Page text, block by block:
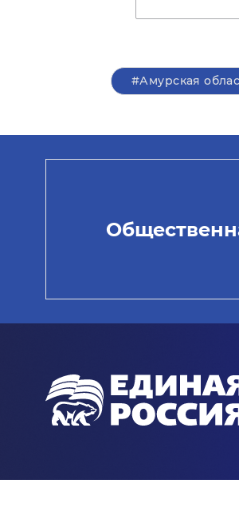
#Амурская